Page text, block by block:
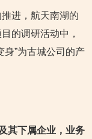
进，航天南湖的
的调研活动中，
身”为古城公司的产
其下属企业，业务